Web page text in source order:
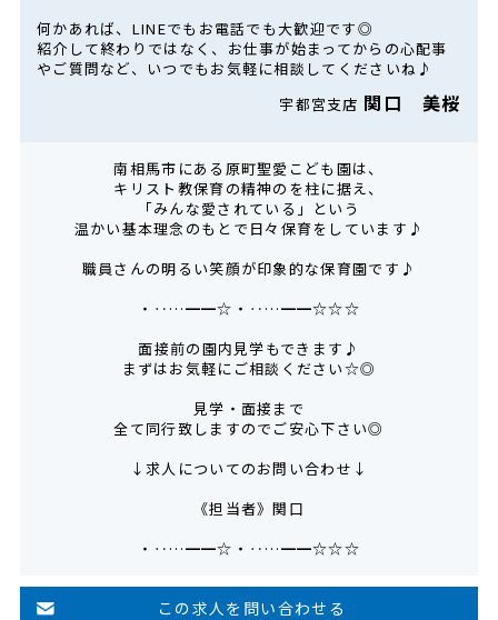
何かあれば、LINEでもお電話でも大歓迎です◎
紹介して終わりではなく、お仕事が始まってからの心配事
やご質問など、いつでもお気軽に相談してくださいね♪
宇都宮支店 関口 美桜
南相馬市にある原町聖愛こども園は、
キリスト教保育の精神のを柱に据え、
「みんな愛されている」という
温かい基本理念のもとで日々保育をしています♪
職員さんの明るい笑顔が印象的な保育園です♪
・‥…━━☆・‥…━━☆☆☆
面接前の園内見学もできます♪
まずはお気軽にご相談ください☆◎
見学・面接まで
全て同行致しますのでご安心下さい◎
↓求人についてのお問い合わせ↓
《担当者》関口
・‥…━━☆・‥…━━☆☆☆
この求人を問い合わせる